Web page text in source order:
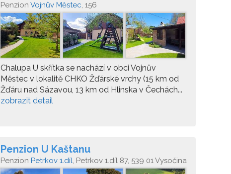
Penzion Vojnův Městec, 156
Chalupa U skřítka se nachází v obci Vojnův
Městec v lokalitě CHKO Žďárské vrchy (15 km od
Žďáru nad Sázavou, 13 km od Hlinska v Čechách...
zobrazit detail
Penzion U Kaštanu
Penzion Petrkov 1.díl, Petrkov 1.díl 87, 539 01 Vysočina